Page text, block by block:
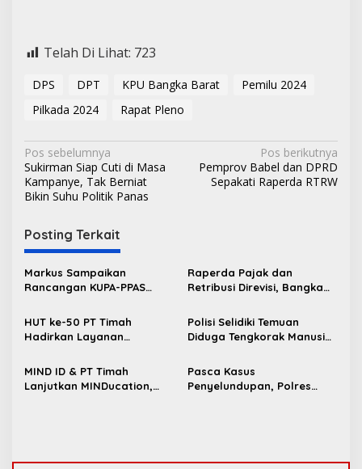
Telah Di Lihat: 723
DPS DPT KPU Bangka Barat
Pemilu 2024
Pilkada 2024
Rapat Pleno
N
a
v
i
g
a
s
i
p
s
Pos sebelumnya
Sukirman Siap Cuti di Masa
Kampanye, Tak Berniat
Bikin Suhu Politik Panas
Pos berikutnya
Pemprov Babel dan DPRD
Sepakati Raperda RTRW
Posting Terkait
Markus Sampaikan
Rancangan KUPA-PPAS
DPRD Bangka Barat
Raperda Pajak dan
Retribusi Direvisi, Bangka
Retribusi Baru
HUT ke-50 PT Timah
Hadirkan Layanan
Masyarakat Jakarta
Polisi Selidiki Temuan
Diduga Tengkorak Manusia
MIND ID & PT Timah
Lanjutkan MINDucation,
Pasca Kasus
Penyelundupan, Polres